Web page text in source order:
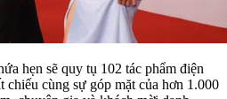
hẹn sẽ quy tụ 102 tác phẩm điện
chiếu cùng sự góp mặt của hơn 1.000